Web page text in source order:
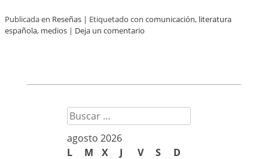
Publicada en Reseñas | Etiquetado con comunicación, literatura
española, medios | Deja un comentario
Buscar
agosto 2026
L
M X J V S
D